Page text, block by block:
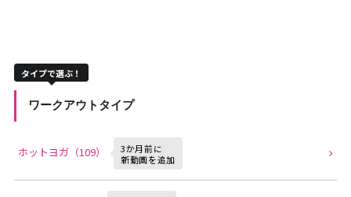
タイプで選ぶ！
ワークアウトタイプ
ホットヨガ（109）
3か月前に
新動画を追加